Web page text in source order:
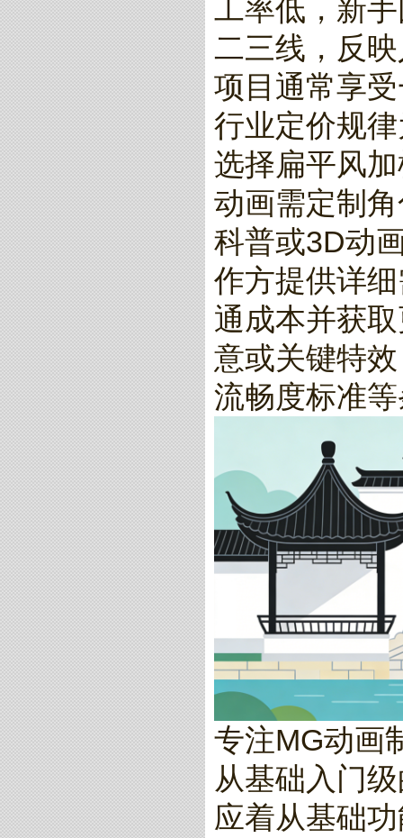
工率低，新
二三线，反
项目通常享
行业定价规
选择扁平风
动画需定制
科普或3D动
作方提供详
通成本并获
意或关键特
流畅度标准
专注MG动画
从基础入门
应着从基础